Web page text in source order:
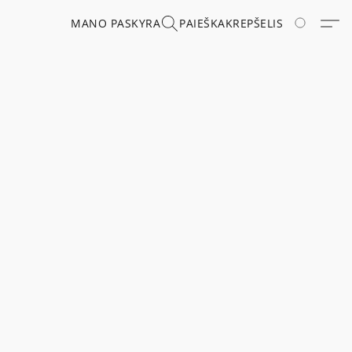
MANO PASKYRA PAIEŠKAKREPŠELIS